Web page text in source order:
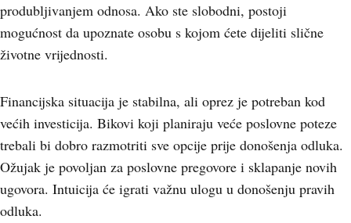
produbljivanjem odnosa. Ako ste slobodni, postoji
mogućnost da upoznate osobu s kojom ćete dijeliti slične
životne vrijednosti.
Financijska situacija je stabilna, ali oprez je potreban kod
većih investicija. Bikovi koji planiraju veće poslovne poteze
trebali bi dobro razmotriti sve opcije prije donošenja odluka.
Ožujak je povoljan za poslovne pregovore i sklapanje novih
ugovora. Intuicija će igrati važnu ulogu u donošenju pravih
odluka.